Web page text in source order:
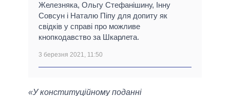
Железняка, Ольгу Стефанішину, Інну
Совсун і Наталю Піпу для допиту як
свідків у справі про можливе
кнопкодавство за Шкарлета.
3 березня 2021, 11:50
«У конституційному поданні